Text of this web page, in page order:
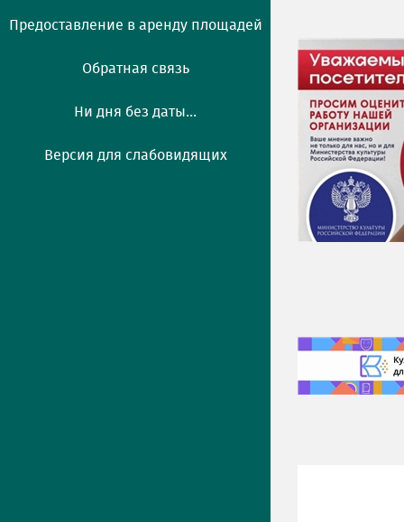
Предоставление в аренду площадей
Обратная связь
Ни дня без даты...
Версия для слабовидящих